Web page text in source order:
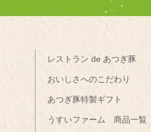
レストラン de あつぎ豚
おいしさへのこだわり
あつぎ豚特製ギフト
うすいファーム 商品一覧